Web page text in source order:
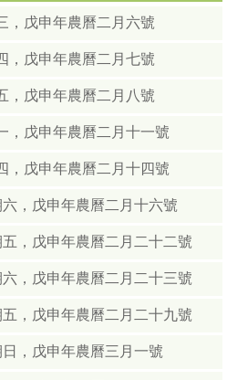
，戊申年農曆二月六號
，戊申年農曆二月七號
，戊申年農曆二月八號
，戊申年農曆二月十一號
，戊申年農曆二月十四號
，戊申年農曆二月十六號
，戊申年農曆二月二十二號
，戊申年農曆二月二十三號
，戊申年農曆二月二十九號
，戊申年農曆三月一號